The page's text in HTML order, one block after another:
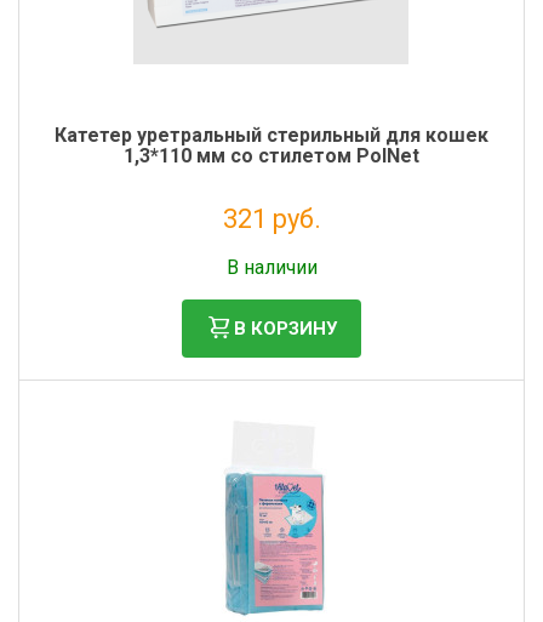
Катетер уретральный стерильный для кошек
1,3*110 мм со стилетом PolNet
321 руб.
В наличии
В КОРЗИНУ